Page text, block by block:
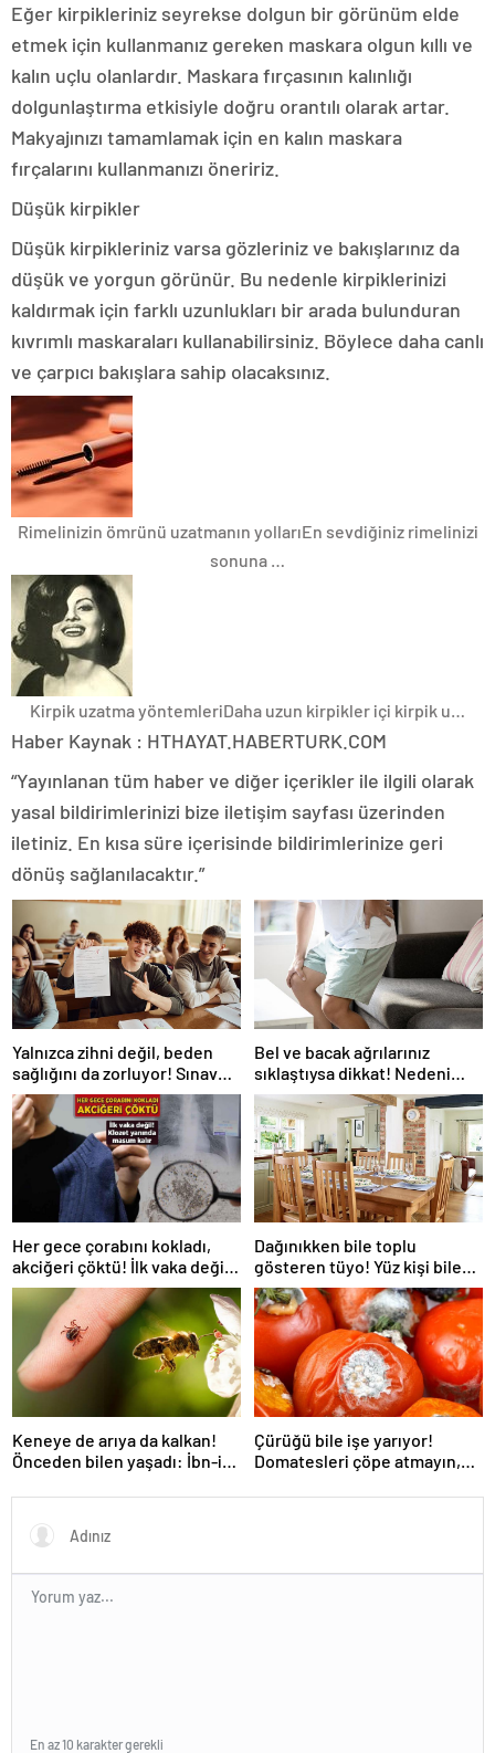
Eğer kirpikleriniz seyrekse dolgun bir görünüm elde
etmek için kullanmanız gereken maskara olgun kıllı ve
kalın uçlu olanlardır. Maskara fırçasının kalınlığı
dolgunlaştırma etkisiyle doğru orantılı olarak artar.
Makyajınızı tamamlamak için en kalın maskara
fırçalarını kullanmanızı öneririz.
Düşük kirpikler
Düşük kirpikleriniz varsa gözleriniz ve bakışlarınız da
düşük ve yorgun görünür. Bu nedenle kirpiklerinizi
kaldırmak için farklı uzunlukları bir arada bulunduran
kıvrımlı maskaraları kullanabilirsiniz. Böylece daha canlı
ve çarpıcı bakışlara sahip olacaksınız.
Rimelinizin ömrünü uzatmanın yollarıEn sevdiğiniz rimelinizi
sonuna …
Kirpik uzatma yöntemleriDaha uzun kirpikler içi kirpik u…
Haber Kaynak : HTHAYAT.HABERTURK.COM
“Yayınlanan tüm haber ve diğer içerikler ile ilgili olarak
yasal bildirimlerinizi bize iletişim sayfası üzerinden
iletiniz. En kısa süre içerisinde bildirimlerinize geri
dönüş sağlanılacaktır.”
Yalnızca zihni değil, beden
sağlığını da zorluyor! Sınavda
başarı tabakta başlıyor
Bel ve bacak ağrılarınız
sıklaştıysa dikkat! Nedeni
omurga kanalı darlığı olabilir
Her gece çorabını kokladı,
akciğeri çöktü! İlk vaka değil:
‘Klozet yanında masum kalır’
Dağınıkken bile toplu
gösteren tüyo! Yüz kişi bile
gelse fark edilmiyor
Keneye de arıya da kalkan!
Önceden bilen yaşadı: İbn-i
Çürüğü bile işe yarıyor!
Domatesleri çöpe atmayın,
En az 10 karakter gerekli